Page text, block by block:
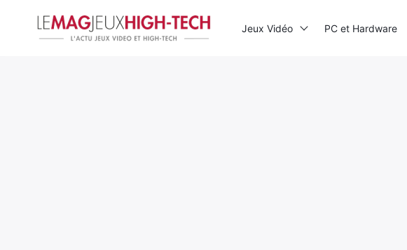
Jeux Vidéo PC et Hardware